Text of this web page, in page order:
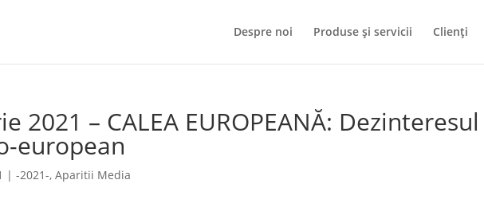
Despre noi Produse și servicii Clienți
2021 – CALEA EUROPEANĂ: Dezinteresul
european
|-2021-,Aparitii Media